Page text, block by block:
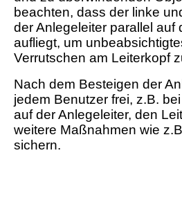
beachten, dass der linke
der Anlegeleiter parallel auf
aufliegt, um
Verrutschen am Leiterkopf
Nach dem Besteigen der
jedem Benutzer frei, z.B.
auf der Anlegeleiter, den
weitere Maßnahmen wie
sichern.